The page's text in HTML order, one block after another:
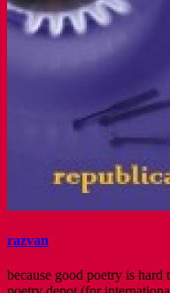
razvan
because good poetry is